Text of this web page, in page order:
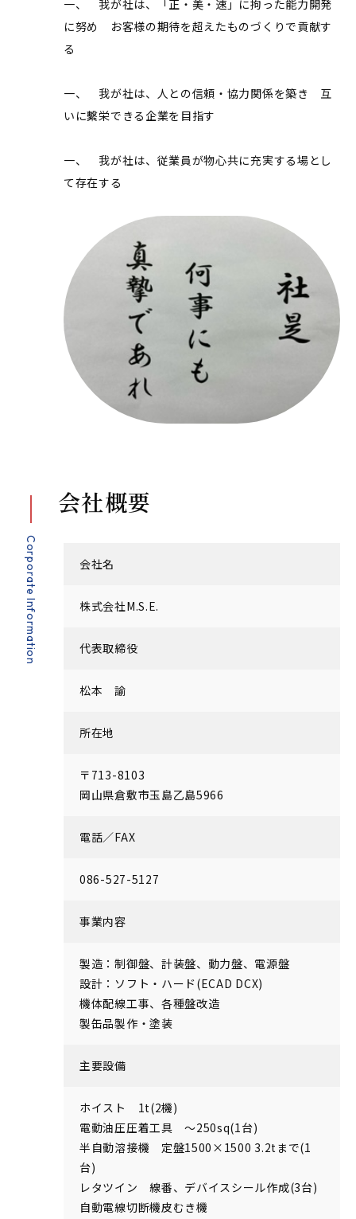
一、 我が社は、「正・美・速」に拘った能力開発
に努め お客様の期待を超えたものづくりで貢献す
る
一、 我が社は、人との信頼・協力関係を築き 互
いに繫栄できる企業を目指す
一、 我が社は、従業員が物心共に充実する場とし
て存在する
Corporate Information
会社概要
会社名
株式会社M.S.E.
代表取締役
松本 諭
所在地
〒713-8103
岡山県倉敷市玉島乙島5966
電話／FAX
086-527-5127
事業内容
製造：制御盤、計装盤、動力盤、電源盤
設計：ソフト・ハード(ECAD DCX)
機体配線工事、各種盤改造
製缶品製作・塗装
主要設備
ホイスト 1t(2機)
電動油圧圧着工具 ～250sq(1台)
半自動溶接機 定盤1500×1500 3.2tまで(1
台)
レタツイン 線番、デバイスシール作成(3台)
自動電線切断機皮むき機